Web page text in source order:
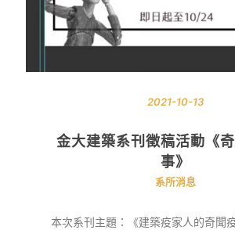
2021-10-13
金大建築系刊徵稿活動《奇
事》
系所消息
本次系刊主題：《建築疫家人的奇聞